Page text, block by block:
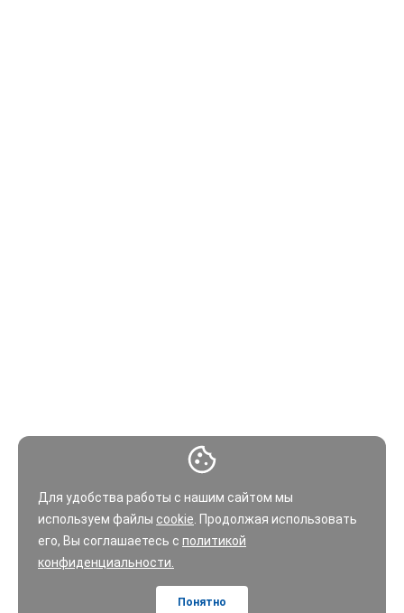
Для удобства работы с нашим сайтом мы
используем файлы cookie . Продолжая использовать
его, Вы соглашаетесь с политикой
конфиденциальности.
Понятно